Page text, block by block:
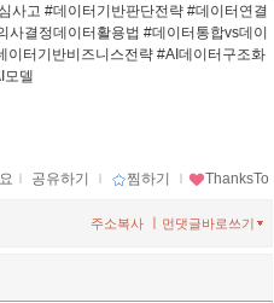
사고 #데이터기반판단전략 #데이터연결
결정데이터활용법 #데이터통합vs데이
터기반비즈니스전략 #AI데이터구조화
델
ｌ 공유하기 ｌ 찜하기 ｌ ThanksTo
먼댓글바로쓰기
주소복사